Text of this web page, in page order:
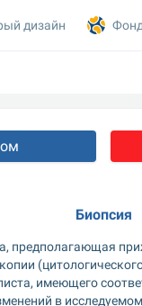
Биопсия
предполагающая
имеющего
в
дизайн